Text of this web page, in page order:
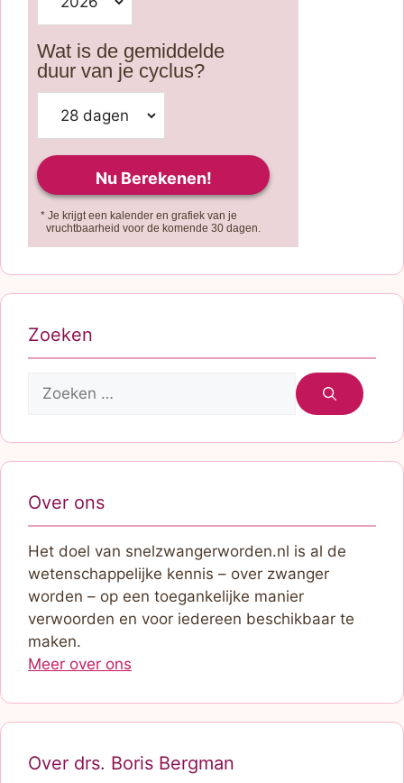
Wat is de gemiddelde
duur van je cyclus?
* Je krijgt een kalender en grafiek van je
vruchtbaarheid voor de komende 30 dagen.
Zoeken
Zoek
Over ons
Het doel van snelzwangerworden.nl is al de
wetenschappelijke kennis – over zwanger
worden – op een toegankelijke manier
verwoorden en voor iedereen beschikbaar te
maken.
Meer over ons
Over drs. Boris Bergman